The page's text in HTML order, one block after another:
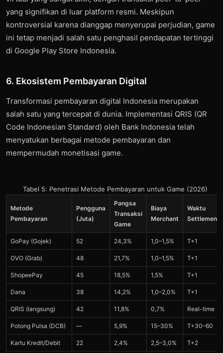
yang signifikan di luar platform resmi. Meskipun
kontroversial karena dianggap menyerupai perjudian, game
ini tetap menjadi salah satu penghasil pendapatan tertinggi
di Google Play Store Indonesia.
6. Ekosistem Pembayaran Digital
Transformasi pembayaran digital Indonesia merupakan
salah satu yang tercepat di dunia. Implementasi QRIS (QR
Code Indonesian Standard) oleh Bank Indonesia telah
menyatukan berbagai metode pembayaran dan
mempermudah monetisasi game.
Tabel 5: Penetrasi Metode Pembayaran untuk Game (2026)
Metode
Pembayaran
Pengguna
(Juta)
Pangsa
Transaksi
Game
Biaya
Merchant
Waktu
Settlement
GoPay (Gojek) 52 24,3% 1,0–1,5% T+1
OVO (Grab) 48 21,7% 1,0–1,5% T+1
ShopeePay 45 18,5% 1,5% T+1
Dana 38 14,2% 1,0–2,0% T+1
QRIS (langsung) 42 11,8% 0,7% Real-time
Potong Pulsa (DCB) — 5,9% 15–30% T+30–60
Kartu Kredit/Debit 22 2,4% 2,5–3,0% T+2